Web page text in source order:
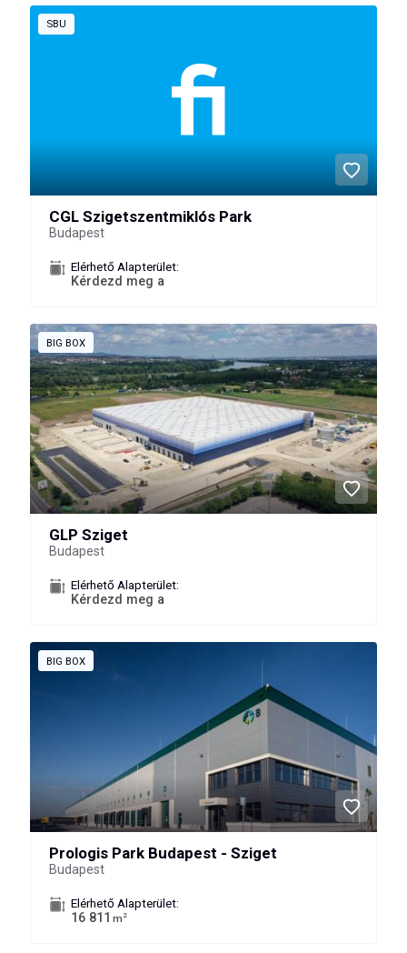
SBU
CGL Szigetszentmiklós Park
Budapest
Elérhető Alapterület:
Kérdezd meg a
BIG BOX
GLP Sziget
Budapest
Elérhető Alapterület:
Kérdezd meg a
BIG BOX
Prologis Park Budapest - Sziget
Budapest
Elérhető Alapterület:
16 811 m 2